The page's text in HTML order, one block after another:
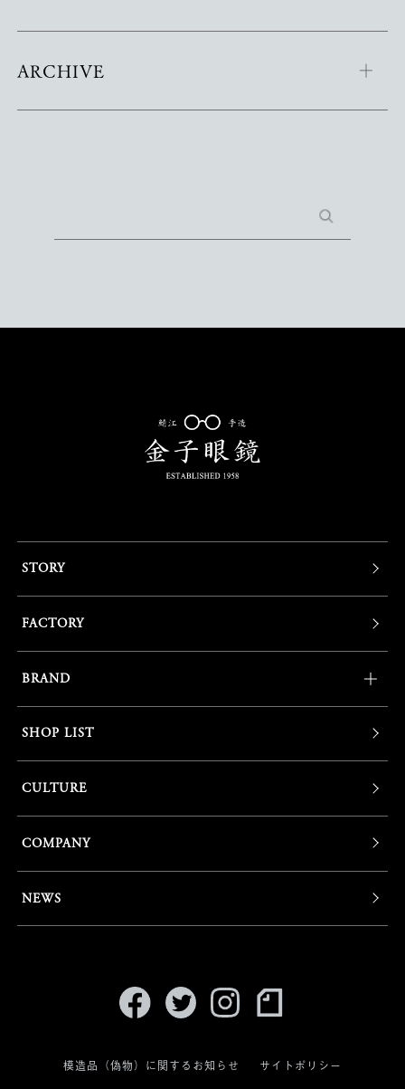
ARCHIVE
STORY
FACTORY
BRAND
SHOP LIST
CULTURE
COMPANY
NEWS
模造品（偽物）に関するお知らせ サイトポリシー